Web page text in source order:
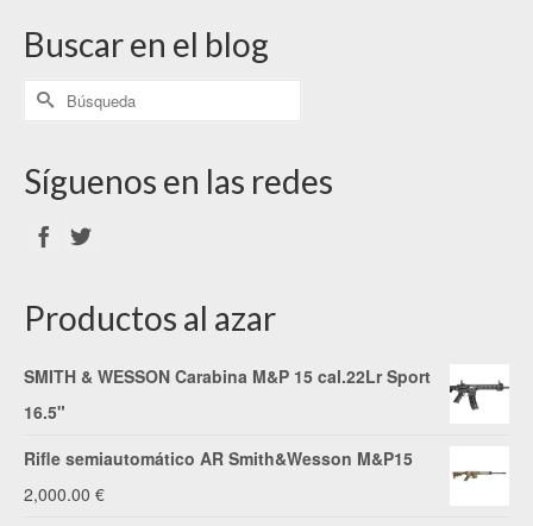
Buscar en el blog
Síguenos en las redes
Productos al azar
SMITH & WESSON Carabina M&P 15 cal.22Lr Sport
16.5"
Rifle semiautomático AR Smith&Wesson M&P15
2,000.00 €